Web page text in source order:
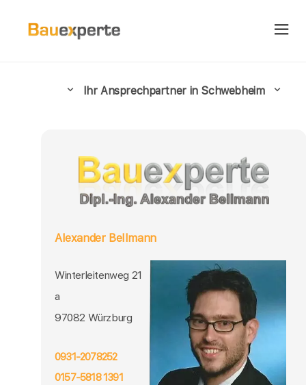
Ihr Ansprechpartner in Schwebheim
Alexander Bellmann
Winterleitenweg 21
a
97082 Würzburg
0931-2078252
0157-5818 1391